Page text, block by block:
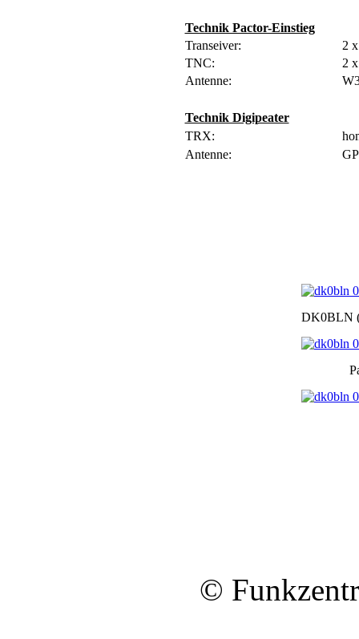
Technik Pactor-Einstieg
Transeiver:
2
TNC:
2
Antenne:
Technik Digipeater
TRX:
Antenne:
GP
DK0BLN
©